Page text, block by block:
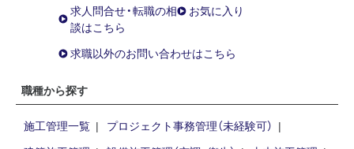
求人問合せ・転職の相
談はこちら
お気に入り
求職以外のお問い合わせはこちら
職種から探す
施工管理一覧
プロジェクト事務管理（未経験可）